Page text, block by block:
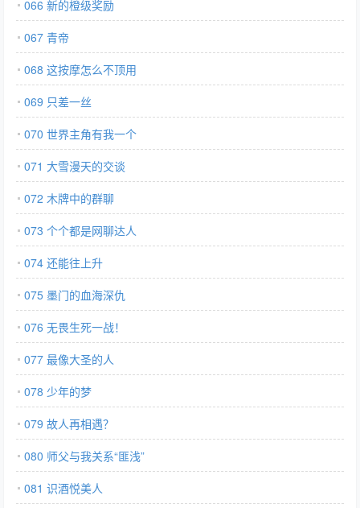
066 新的橙级奖励
067 青帝
068 这按摩怎么不顶用
069 只差一丝
070 世界主角有我一个
071 大雪漫天的交谈
072 木牌中的群聊
073 个个都是网聊达人
074 还能往上升
075 墨门的血海深仇
076 无畏生死一战！
077 最像大圣的人
078 少年的梦
079 故人再相遇？
080 师父与我关系“匪浅”
081 识酒悦美人